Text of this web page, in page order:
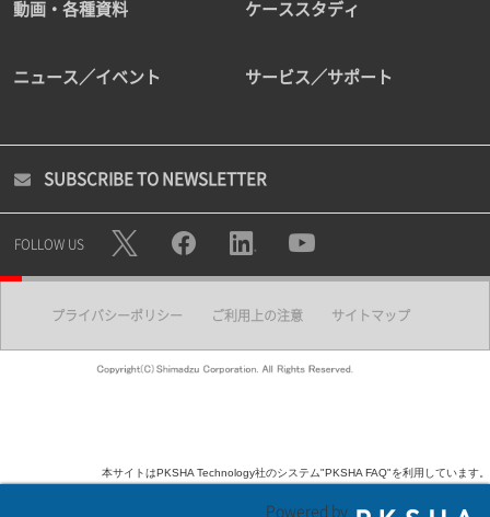
動画・各種資料 ケーススタディ
ニュース／イベント サービス／サポート
SUBSCRIBE TO NEWSLETTER
FOLLOW US
プライバシーポリシー ご利用上の注意 サイトマップ
本サイトはPKSHA Technology社のシステム"PKSHA FAQ"を利用しています。
Powered by